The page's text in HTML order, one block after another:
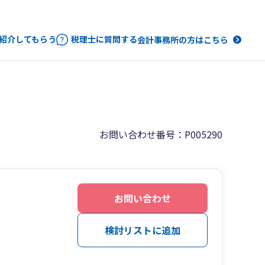
介してもらう 税理士に質問する会計事務所の方はこちら
お問い合わせ番号：P005290
お問い合わせ
検討リストに追加